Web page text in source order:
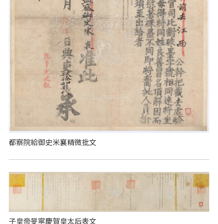
都察院給御史米襄精微批文
子皇帝旻寧慶賀皇太后表文